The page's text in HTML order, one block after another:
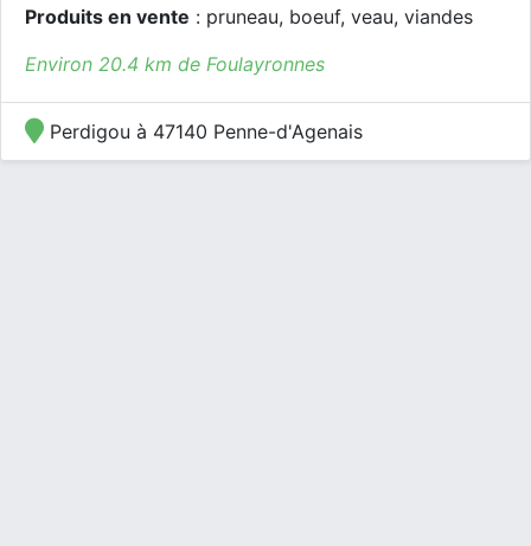
Produits en vente : pruneau, boeuf, veau, viandes
Environ 20.4 km de Foulayronnes
Perdigou à 47140 Penne-d'Agenais